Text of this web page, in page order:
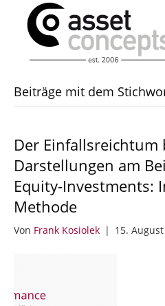
Beiträge mit dem
Der Einfallsreichtum
Darstellungen am
Equity-Investments:
Methode
Von Frank Kosiolek | 15.